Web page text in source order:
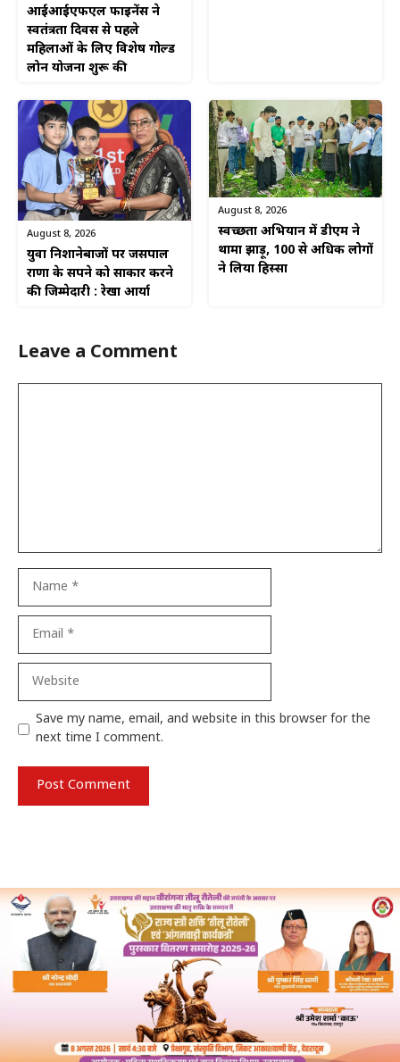
आईआईएफएल फाइनेंस ने
स्वतंत्रता दिवस से पहले
महिलाओं के लिए विशेष गोल्ड
लोन योजना शुरू की
August 8, 2026
युवा निशानेबाजों पर जसपाल
राणा के सपने को साकार करने
की जिम्मेदारी : रेखा आर्या
August 8, 2026
स्वच्छता अभियान में डीएम ने
थामा झाड़ू, 100 से अधिक लोगों
ने लिया हिस्सा
Leave a Comment
Website
Save my name, email, and website in this browser for the
next time I comment.